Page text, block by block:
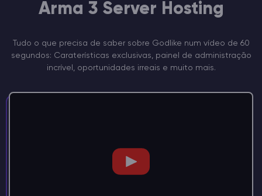
Arma 3 Server Hosting
Tudo o que precisa de saber sobre Godlike num vídeo de 60
segundos: Caraterísticas exclusivas, painel de administração
incrível, oportunidades irreais e muito mais.